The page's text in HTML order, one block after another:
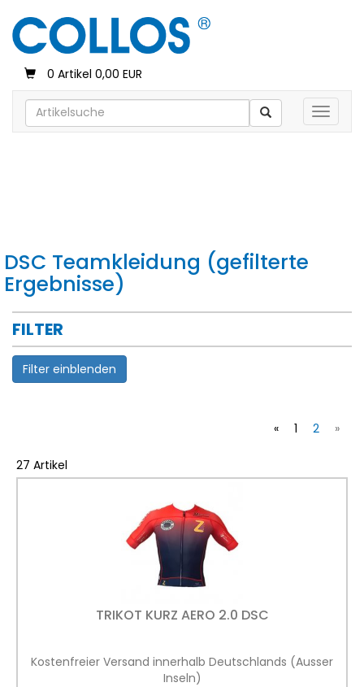
0 Artikel 0,00 EUR
Toggle
DSC Teamkleidung (gefilterte
Ergebnisse)
FILTER
Filter einblenden
« 1 2 »
27 Artikel
TRIKOT KURZ AERO 2.0 DSC
Kostenfreier Versand innerhalb Deutschlands (Ausser
Inseln)